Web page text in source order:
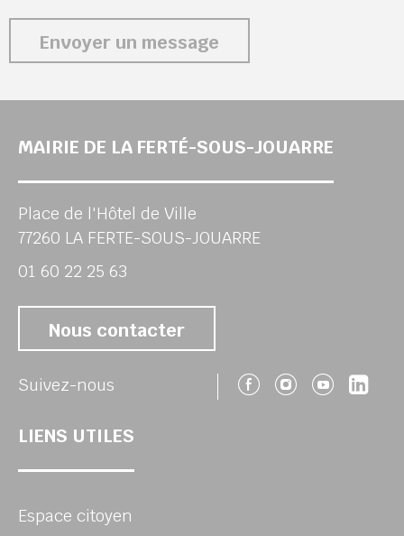
Envoyer un message
MAIRIE DE LA FERTÉ-SOUS-JOUARRE
Place de l'Hôtel de Ville
77260 LA FERTE-SOUS-JOUARRE
01 60 22 25 63
Nous contacter
Suivez-nous Suivez-nous
Suivez-
LIENS UTILES
Espace citoyen